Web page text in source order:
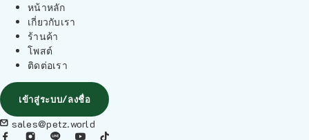
หน้าหลัก
เกี่ยวกับเรา
ร้านค้า
โพสต์
ติดต่อเรา
เข้าสู่ระบบ/ลงชื่อ
sales@petz.world